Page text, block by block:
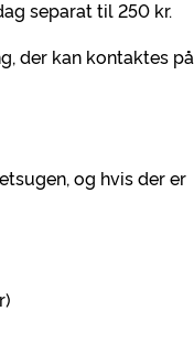
separat til 250 kr.
der kan kontaktes på
og hvis der er